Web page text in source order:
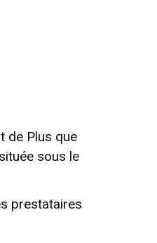
de Plus que
sous le
prestataires